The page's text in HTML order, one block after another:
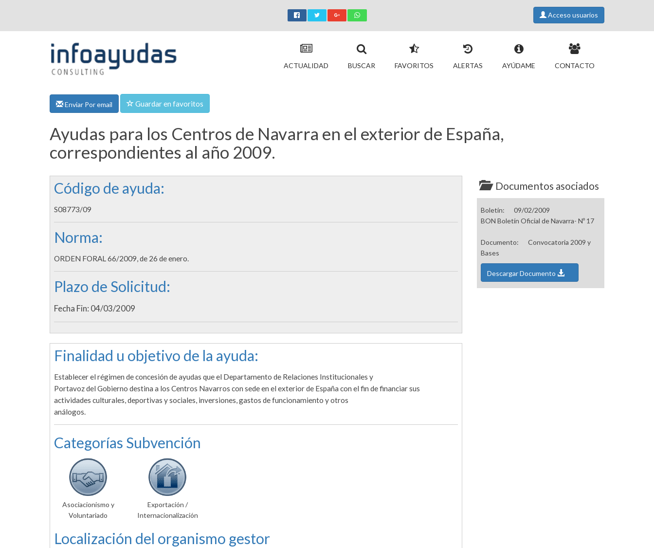
Acceso usuarios
ACTUALIDAD BUSCAR FAVORITOS ALERTAS AYÚDAME CONTACTO
Enviar Por email Guardar en favoritos
Ayudas para los Centros de Navarra en el exterior de España,
correspondientes al año 2009.
Código de ayuda:
S08773/09
Norma:
ORDEN FORAL 66/2009, de 26 de enero.
Plazo de Solicitud:
Fecha Fin: 04/03/2009
Finalidad u objetivo de la ayuda:
Establecer el régimen de concesión de ayudas que el Departamento de Relaciones Institucionales y
Portavoz del Gobierno destina a los Centros Navarros con sede en el exterior de España con el fin de financiar sus
actividades culturales, deportivas y sociales, inversiones, gastos de funcionamiento y otros
análogos.
Categorías Subvención
Asociacionismo y
Voluntariado
Exportación /
Internacionalización
Localización del organismo gestor
Documentos asociados
Boletín:
09/02/2009
BON Boletín Oficial de Navarra- Nº 17
Documento:
Convocatoria 2009 y
Bases
Descargar Documento